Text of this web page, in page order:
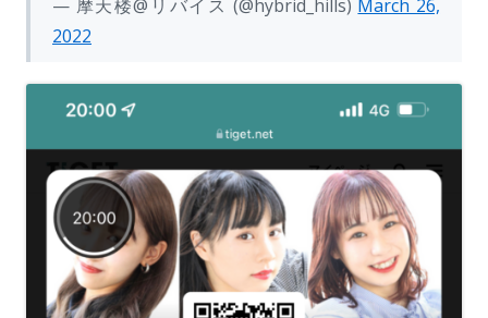
— 摩天楼@リバイス (@hybrid_hills) March 26,
2022